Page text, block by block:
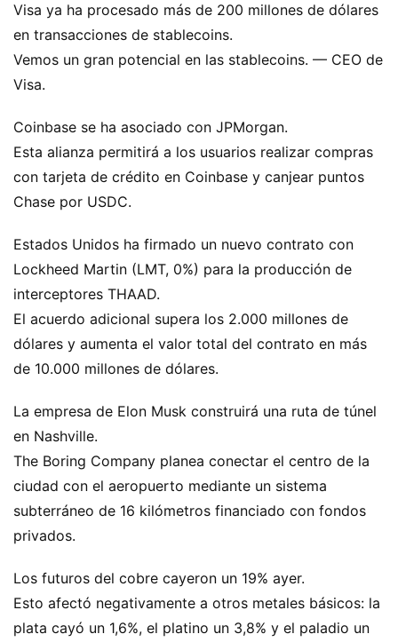
Visa ya ha procesado más de 200 millones de dólares
en transacciones de stablecoins.
Vemos un gran potencial en las stablecoins. — CEO de
Visa.
Coinbase se ha asociado con JPMorgan.
Esta alianza permitirá a los usuarios realizar compras
con tarjeta de crédito en Coinbase y canjear puntos
Chase por USDC.
Estados Unidos ha firmado un nuevo contrato con
Lockheed Martin (LMT, 0%) para la producción de
interceptores THAAD.
El acuerdo adicional supera los 2.000 millones de
dólares y aumenta el valor total del contrato en más
de 10.000 millones de dólares.
La empresa de Elon Musk construirá una ruta de túnel
en Nashville.
The Boring Company planea conectar el centro de la
ciudad con el aeropuerto mediante un sistema
subterráneo de 16 kilómetros financiado con fondos
privados.
Los futuros del cobre cayeron un 19% ayer.
Esto afectó negativamente a otros metales básicos: la
plata cayó un 1,6%, el platino un 3,8% y el paladio un